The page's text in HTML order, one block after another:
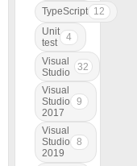
TypeScript 12
Unit
test
4
Visual
Studio
32
Visual
Studio
2017
9
Visual
Studio
2019
8